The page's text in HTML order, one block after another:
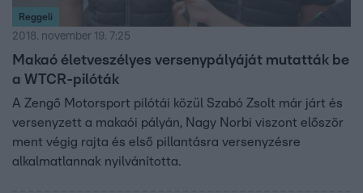
Reggeli
2018. november 19. 7:25
Makaó életveszélyes versenypályáját mutatták be
a WTCR-pilóták
A Zengő Motorsport pilótái közül Szabó Zsolt már járt és
versenyzett a makaói pályán, Nagy Norbi viszont először
ment végig rajta és első pillantásra versenyzésre
alkalmatlannak nyilvánította.